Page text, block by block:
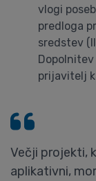
vlogi
predloga
sredstev
prijavitelj
Večji projekti,
aplikativni,